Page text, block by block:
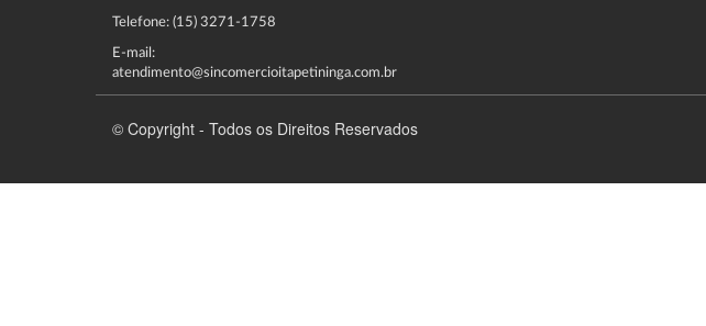
Telefone: (15) 3271-1758
E-mail:
atendimento@sincomercioitapetininga.com.br
© Copyright - Todos os Direitos Reservados